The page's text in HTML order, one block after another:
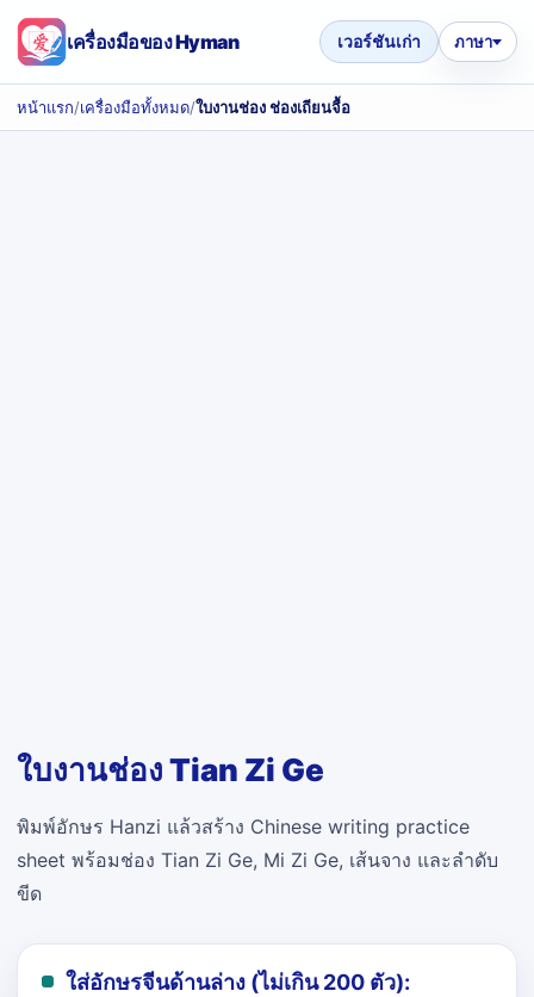
เครื่องมือของ Hyman เวอร์ชันเก่า ภาษา
หน้าแรก/เครื่องมือทั้งหมด/ใบงานช่อง ช่องเถียนจื้อ
ใบงานช่อง Tian Zi Ge
พิมพ์อักษร Hanzi แล้วสร้าง Chinese writing practice
sheet พร้อมช่อง Tian Zi Ge, Mi Zi Ge, เส้นจาง และลำดับ
ขีด
ใส่อักษรจีนด้านล่าง (ไม่เกิน 200 ตัว):